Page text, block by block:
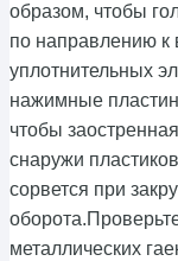
образом, чтобы
по направлению к
уплотнительных
нажимные
чтобы
снаружи
сорвется при
металлических